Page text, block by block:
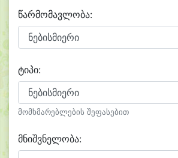
წარმომავლობა:
ტიპი:
მომხმარებლების შეფასებით
მნიშვნელობა: